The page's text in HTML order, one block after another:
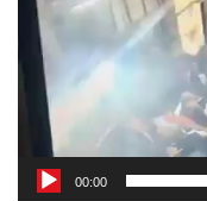
00:00